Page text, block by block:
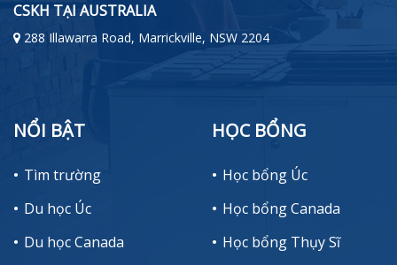
CSKH TẠI AUSTRALIA
288 Illawarra Road, Marrickville, NSW 2204
NỔI BẬT
Tìm trường
Du học Úc
Du học Canada
HỌC BỔNG
Học bổng Úc
Học bổng Canada
Học bổng Thụy Sĩ